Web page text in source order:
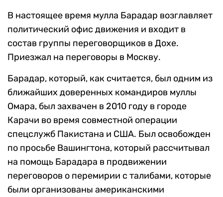
В настоящее время мулла Барадар возглавляет
политический офис движения и входит в
состав группы переговорщиков в Дохе.
Приезжал на переговоры в Москву.
Барадар, который, как считается, был одним из
ближайших доверенных командиров муллы
Омара, был захвачен в 2010 году в городе
Карачи во время совместной операции
спецслужб Пакистана и США. Был освобожден
по просьбе Вашингтона, который рассчитывал
на помощь Барадара в продвижении
переговоров о перемирии с талибами, которые
были организованы американскими